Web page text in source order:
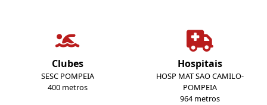
Clubes
SESC POMPEIA
400 metros
Hospitais
HOSP MAT SAO CAMILO-
POMPEIA
964 metros